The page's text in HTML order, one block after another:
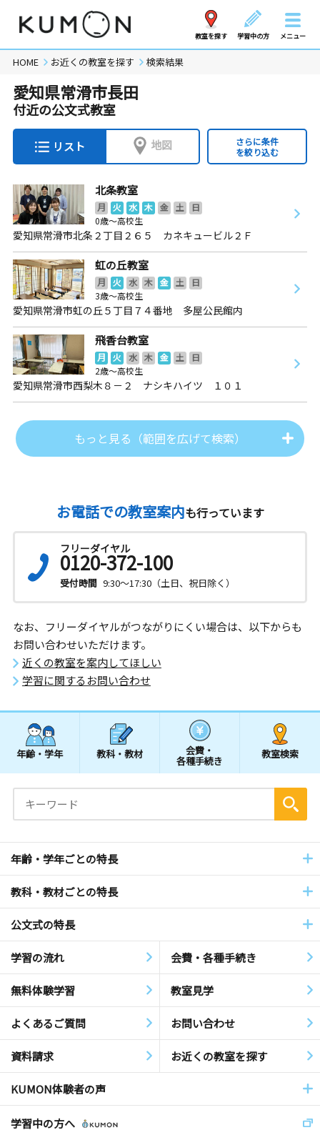
教室を探す 学習中の方 メニュー
HOME お近くの教室を探す 検索結果
愛知県常滑市長田
付近の公文式教室
リスト 地図
さらに条件
を絞り込む
北条教室
月 火 水 木 金 土
日
0歳～高校生
愛知県常滑市北条２丁目２６５ カネキュービル２Ｆ
虹の丘教室
月 火 水 木 金 土
日
3歳～高校生
愛知県常滑市虹の丘５丁目７４番地 多屋公民館内
飛香台教室
月 火 水 木 金 土
日
2歳～高校生
愛知県常滑市西梨木８－２ ナシキハイツ １０１
もっと見る（範囲を広げて検索）
お電話での教室案内も行っています
フリーダイヤル
0120-372-100
受付時間 9:30～17:30（土日、祝日除く）
なお、フリーダイヤルがつながりにくい場合は、以下からも
お問い合わせいただけます。
近くの教室を案内してほしい
学習に関するお問い合わせ
年齢・学年 教科・教材 会費・
各種手続き
教室検索
年齢・学年ごとの特長
教科・教材ごとの特長
公文式の特長
学習の流れ 会費・各種手続き
無料体験学習 教室見学
よくあるご質問 お問い合わせ
資料請求 お近くの教室を探す
KUMON体験者の声
学習中の方へ